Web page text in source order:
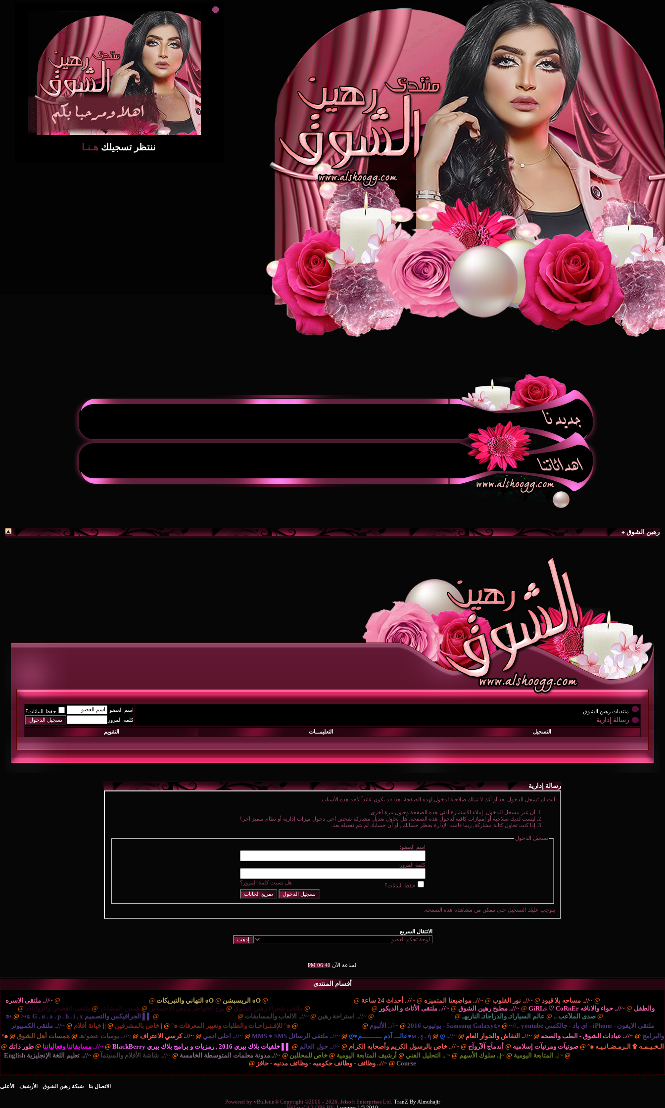
ننتظر تسجيلك هـنـا
رهين الشوق
منتديات رهين الشوق
رسالة إدارية
اسم العضو
حفظ البيانات؟
كلمة المرور
التسجيل
التعليمـــات التقويم
رسالة إدارية
أنت لم تسجل الدخول بعد أو أنك لا تملك صلاحية لدخول لهذه الصفحة. هذا قد يكون عائداً لأحد هذه الأسباب:
أن غير مسجل للدخول. إملاء الاستمارة أدنى هذه الصفحة وحاول مرة أخرى.
ليست لديك صلاحية أو إمتيازات كافية لدخول هذه الصفحة. هل تحاول تعديل مشاركة شخص آخر, دخول ميزات إدارية أو نظام متميز آخر؟
إذا كنت تحاول كتابة مشاركة, ربما قامت الإدارة بحظر حسابك , أو أن حسابك لم يتم تفعيله بعد.
تسجيل الدخول
اسم العضو:
كلمة المرور:
هل نسيت كلمة المرور؟ حفظ البيانات؟
يتوجب عليك التسجيل حتى تتمكن من مشاهدة هذه الصفحة.
الانتقال السريع
الساعة الآن06:40 PM
أقسام المنتدى
@~//.. مساحه بلا قيود @~//.. نور القلوب @~//.. مواضيعنا المتميزه @~//.. أحداث 24 ساعة @
@oO الريسبشن @oO التهاني والتبريكات @
@~//.. ملتقى الاسره
والطفل @~//.. حواء والاناقه GiRLs ♡ CoRnEr @~//.. مطبخ رهين الشوق @~//.. ملتقى الأثاث و الديكور @
@ ملتقى شعراء رهين الشوق @ بوح الخواطر ونبض الإحساس @ همس المشاعر @ ملتقى القصص والروايات @
@صدى الملآعب .. @ عالم السياراتـ والدراجاتـ الناريهـ @
@~//.. استراحة رهين @~//.. الالعاب والمسابقات @
@ ▌▌ الجرافيكس والتصميم G . я . a . p . h . i . x ₪•< @
•₪
ملتقى الايفون - iPhone - اي باد - جالكسي Samsung Galaxy₪•
@ ~//.. youtube - يوتيوب 2016 @ ~//.. الألبوم @
@ ๑° للإقـتـراحـات والطلبات وتغيير المعرفات ๑° @
||خاص بالمشرفين @
|| خيانة أقلام @ ~//.. ملتقى الكمبيوتر
والبرامج @~//.. عيادات الشوق - الطب والصحه @~//.. النقاش والحوار العام @
~//.. м . ş . ή
@ ღ♥عالـــ آدم ــــــــــم♥ღ @~//.. ملتقى الرسائل MMS ♥ SMS @~//.. احلى انمي @~//.. كرسي الاعتراف @~//.. يوميات عضو/هـ @همسات أهل الشوق @
๑°
الـخـيـمـه ۩ الـرمـضـانـيـه ๑°
@ صوتيآت ومرئيآت إسلاميه @ أندمآج آلآروآح @ ~//.. خاص بالرسول الكريم وأصحابه الكرام @ ~//.. حول العالم @ ▌▌ خلفيات بلاك بيري 2016 , رمزيات و برامج بلاك بيري BlackBerry @ ~//.. مسابقاتنا وفعالياتنا @ طور ذاتك @
@ ~|.. المتابعة اليومية @ ~|.. سلوك الأسهم @ ~|.. التحليل الفني @ أرشيف المتابعة اليومية @ خاص للمحللين @ ~//..مدونة معلمات المتوسطة الخامسة @ ~//.. شاشة الأفلام والسينمآ @
~//.. تعليم اللغة الإنجليزية English
Course
@ ~//.. وظائف - وظائف حكوميه - وظائف مدنيه - حافز @
الاتصال بنا - شبكة رهين الشوق - الأرشيف - الأعلى
Powered by vBulletin® Copyright ©2000 - 2026, Jelsoft Enterprises Ltd. TranZ By Almuhajir